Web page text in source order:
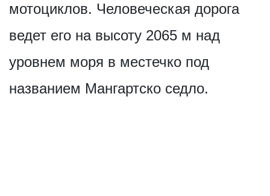
мотоциклов. Человеческая дорога
ведет его на высоту 2065 м над
уровнем моря в местечко под
названием Мангартско седло.